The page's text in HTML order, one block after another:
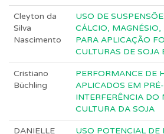
Cleyton da
Silva
Nascimento
USO DE
CÁLCIO,
PARA APLICAÇÃO
CULTURAS DE SOJA
Cristiano
Büchling
PERFORMANCE DE
APLICADOS EM
INTERFERÊNCIA DO
CULTURA DA SOJA
DANIELLE USO POTENCIAL DE